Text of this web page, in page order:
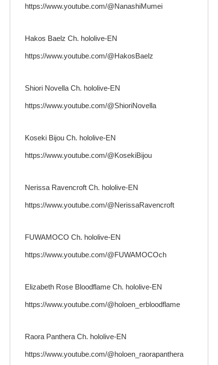
https://www.youtube.com/@NanashiMumei
Hakos Baelz Ch. hololive-EN
https://www.youtube.com/@HakosBaelz
Shiori Novella Ch. hololive-EN
https://www.youtube.com/@ShioriNovella
Koseki Bijou Ch. hololive-EN
https://www.youtube.com/@KosekiBijou
Nerissa Ravencroft Ch. hololive-EN
https://www.youtube.com/@NerissaRavencroft
FUWAMOCO Ch. hololive-EN
https://www.youtube.com/@FUWAMOCOch
Elizabeth Rose Bloodflame Ch. hololive-EN
https://www.youtube.com/@holoen_erbloodflame
Raora Panthera Ch. hololive-EN
https://www.youtube.com/@holoen_raorapanthera